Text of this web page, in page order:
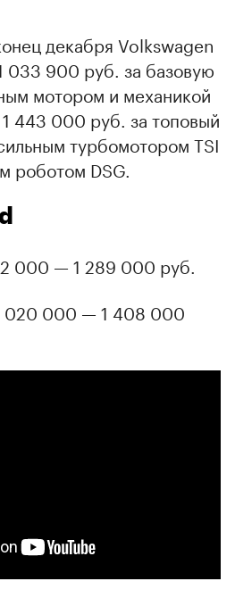
декабря Volkswagen
033 900 руб. за базовую
мотором и механикой
443 000 руб. за топовый
турбомотором TSI
роботом DSG.
000 — 1 289 000 руб.
020 000 — 1 408 000